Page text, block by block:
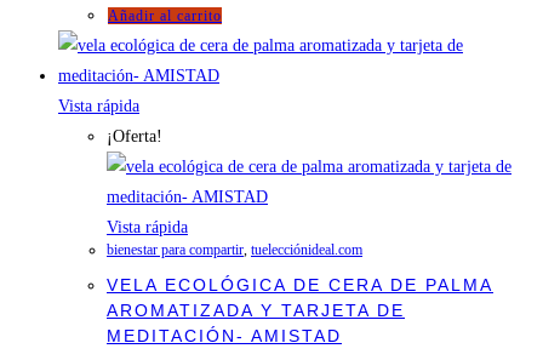
Añadir al carrito
Vista rápida
¡Oferta!
Vista rápida
bienestar para compartir, tuelecciónideal.com
VELA ECOLÓGICA DE CERA DE PALMA
AROMATIZADA Y TARJETA DE
MEDITACIÓN- AMISTAD